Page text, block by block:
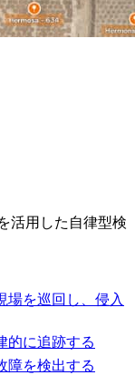
活用した自律型検
場を巡回し、侵入
的に追跡する
障を検出する